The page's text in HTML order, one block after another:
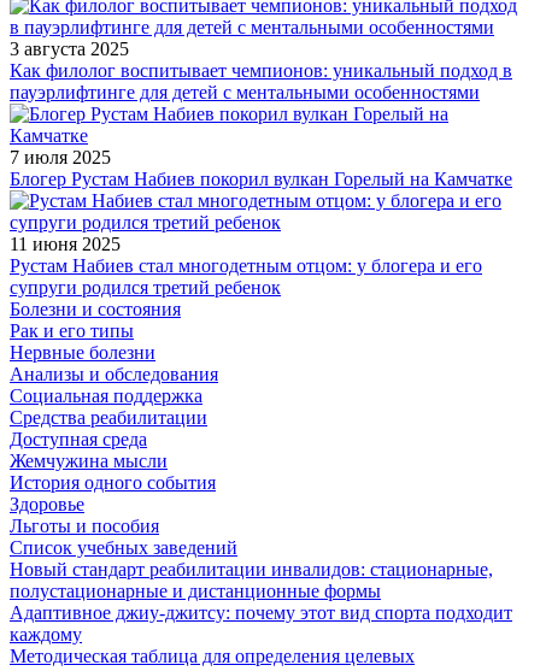
3 августа 2025
Как филолог воспитывает чемпионов: уникальный подход в
пауэрлифтинге для детей с ментальными особенностями
7 июля 2025
Блогер Рустам Набиев покорил вулкан Горелый на Камчатке
11 июня 2025
Рустам Набиев стал многодетным отцом: у блогера и его
супруги родился третий ребенок
Болезни и состояния
Рак и его типы
Нервные болезни
Анализы и обследования
Социальная поддержка
Средства реабилитации
Доступная среда
Жемчужина мысли
История одного события
Здоровье
Льготы и пособия
Список учебных заведений
Новый стандарт реабилитации инвалидов: стационарные,
полустационарные и дистанционные формы
Адаптивное джиу-джитсу: почему этот вид спорта подходит
каждому
Методическая таблица для определения целевых